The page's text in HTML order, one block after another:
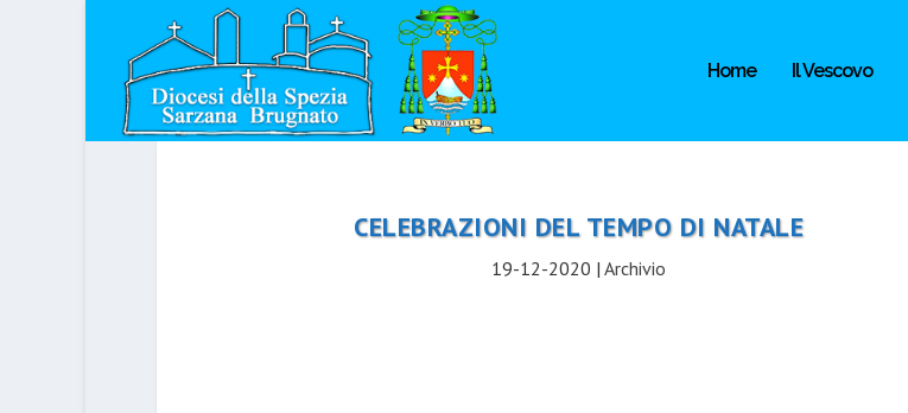
Home Il Vescovo
CELEBRAZIONI DEL TEMPO DI NATALE
19-12-2020 |Archivio